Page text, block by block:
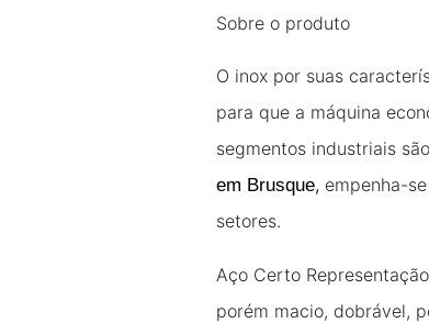
Sobre o produto
O inox por suas
para que a máquina
segmentos industriais
em Brusque, empenha-
setores.
Aço Certo
porém macio, dobrável,